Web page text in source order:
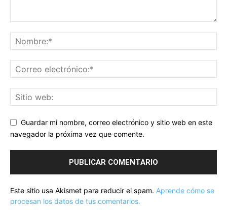
Guardar mi nombre, correo electrónico y sitio web en este
navegador la próxima vez que comente.
Este sitio usa Akismet para reducir el spam. Aprende cómo se
procesan los datos de tus comentarios.